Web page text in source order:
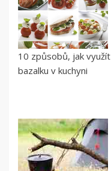
10 způsobů, jak využít
bazalku v kuchyni